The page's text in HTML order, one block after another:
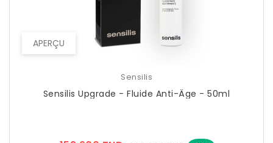
APERÇU
Sensilis
Sensilis Upgrade - Fluide Anti-Âge - 50ml